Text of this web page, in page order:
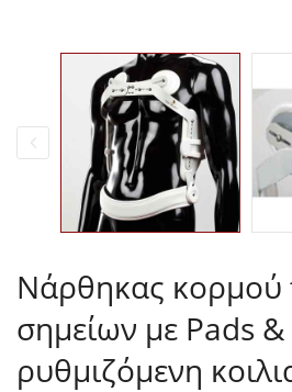
Νάρθηκας κορμού
σημείων με Pads &
ρυθμιζόμενη